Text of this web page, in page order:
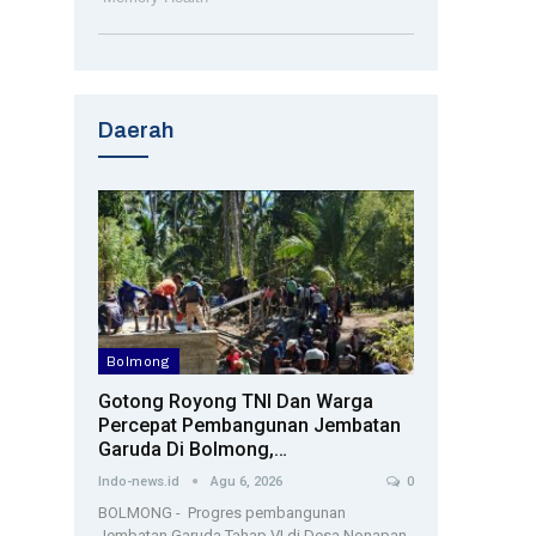
Daerah
Bolmong
Gotong Royong TNI Dan Warga
Percepat Pembangunan Jembatan
Garuda Di Bolmong,…
Indo-news.id Agu 6, 2026 0
BOLMONG - Progres pembangunan